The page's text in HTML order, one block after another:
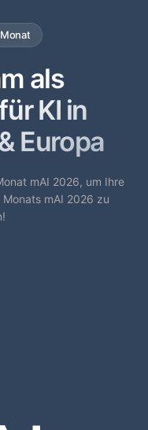
als
KI in
Europa
mAI 2026, um Ihre
mAI 2026 zu